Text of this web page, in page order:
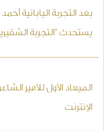
بعد التجربة اليابانية
يستحدث "التجربة
الميعاد الأول للأمير
الإنترنت